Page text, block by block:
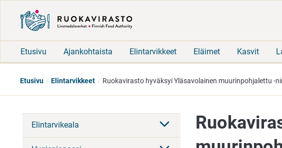
Etusivu Ajankohtaista Elintarvikkeet Eläimet Kasvit
Etusivu Elintarvikkeet Ruokavirasto hyväksyi Yläsavolainen muurinpohjalettu -
Elintarvikeala